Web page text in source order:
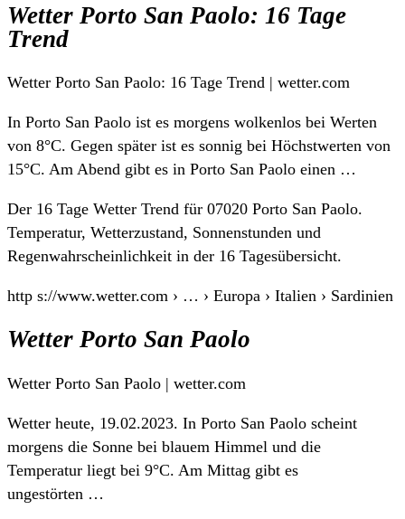
Wetter Porto San Paolo: 16 Tage
Trend
Wetter Porto San Paolo: 16 Tage Trend | wetter.com
In Porto San Paolo ist es morgens wolkenlos bei Werten
von 8°C. Gegen später ist es sonnig bei Höchstwerten von
15°C. Am Abend gibt es in Porto San Paolo einen …
Der 16 Tage Wetter Trend für 07020 Porto San Paolo.
Temperatur, Wetterzustand, Sonnenstunden und
Regenwahrscheinlichkeit in der 16 Tagesübersicht.
http s://www.wetter.com › … › Europa › Italien › Sardinien
Wetter Porto San Paolo
Wetter Porto San Paolo | wetter.com
Wetter heute, 19.02.2023. In Porto San Paolo scheint
morgens die Sonne bei blauem Himmel und die
Temperatur liegt bei 9°C. Am Mittag gibt es
ungestörten …